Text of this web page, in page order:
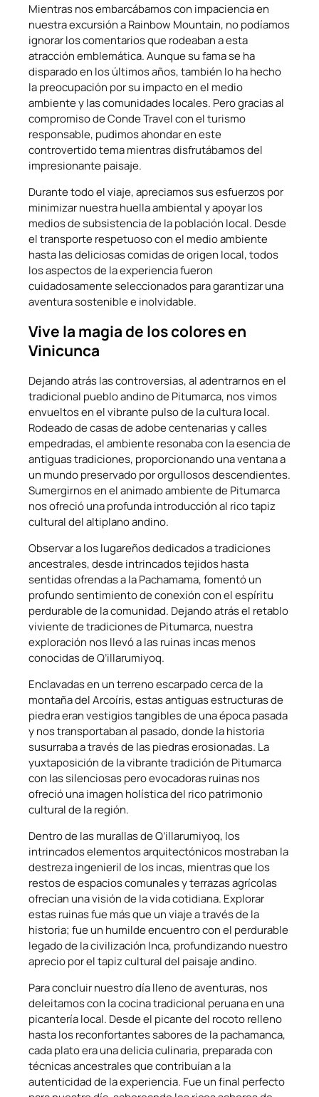
Mientras nos embarcábamos con impaciencia en
nuestra excursión a Rainbow Mountain, no podíamos
ignorar los comentarios que rodeaban a esta
atracción emblemática. Aunque su fama se ha
disparado en los últimos años, también lo ha hecho
la preocupación por su impacto en el medio
ambiente y las comunidades locales. Pero gracias al
compromiso de Conde Travel con el turismo
responsable, pudimos ahondar en este
controvertido tema mientras disfrutábamos del
impresionante paisaje.
Durante todo el viaje, apreciamos sus esfuerzos por
minimizar nuestra huella ambiental y apoyar los
medios de subsistencia de la población local. Desde
el transporte respetuoso con el medio ambiente
hasta las deliciosas comidas de origen local, todos
los aspectos de la experiencia fueron
cuidadosamente seleccionados para garantizar una
aventura sostenible e inolvidable.
Vive la magia de los colores en
Vinicunca
Dejando atrás las controversias, al adentrarnos en el
tradicional pueblo andino de Pitumarca, nos vimos
envueltos en el vibrante pulso de la cultura local.
Rodeado de casas de adobe centenarias y calles
empedradas, el ambiente resonaba con la esencia de
antiguas tradiciones, proporcionando una ventana a
un mundo preservado por orgullosos descendientes.
Sumergirnos en el animado ambiente de Pitumarca
nos ofreció una profunda introducción al rico tapiz
cultural del altiplano andino.
Observar a los lugareños dedicados a tradiciones
ancestrales, desde intrincados tejidos hasta
sentidas ofrendas a la Pachamama, fomentó un
profundo sentimiento de conexión con el espíritu
perdurable de la comunidad. Dejando atrás el retablo
viviente de tradiciones de Pitumarca, nuestra
exploración nos llevó a las ruinas incas menos
conocidas de Q’illarumiyoq.
Enclavadas en un terreno escarpado cerca de la
montaña del Arcoíris, estas antiguas estructuras de
piedra eran vestigios tangibles de una época pasada
y nos transportaban al pasado, donde la historia
susurraba a través de las piedras erosionadas. La
yuxtaposición de la vibrante tradición de Pitumarca
con las silenciosas pero evocadoras ruinas nos
ofreció una imagen holística del rico patrimonio
cultural de la región.
Dentro de las murallas de Q’illarumiyoq, los
intrincados elementos arquitectónicos mostraban la
destreza ingenieril de los incas, mientras que los
restos de espacios comunales y terrazas agrícolas
ofrecían una visión de la vida cotidiana. Explorar
estas ruinas fue más que un viaje a través de la
historia; fue un humilde encuentro con el perdurable
legado de la civilización Inca, profundizando nuestro
aprecio por el tapiz cultural del paisaje andino.
Para concluir nuestro día lleno de aventuras, nos
deleitamos con la cocina tradicional peruana en una
picantería local. Desde el picante del rocoto relleno
hasta los reconfortantes sabores de la pachamanca,
cada plato era una delicia culinaria, preparada con
técnicas ancestrales que contribuían a la
autenticidad de la experiencia. Fue un final perfecto